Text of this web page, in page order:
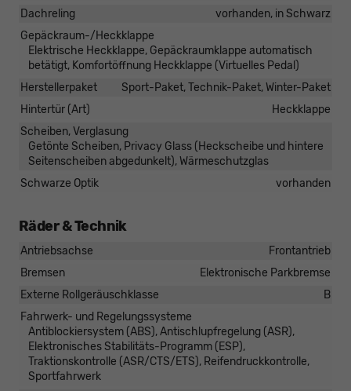
Dachreling
vorhanden, in Schwarz
Gepäckraum-/Heckklappe
Elektrische Heckklappe, Gepäckraumklappe automatisch
betätigt, Komfortöffnung Heckklappe (Virtuelles Pedal)
Herstellerpaket
Sport-Paket, Technik-Paket, Winter-Paket
Hintertür (Art)
Heckklappe
Scheiben, Verglasung
Getönte Scheiben, Privacy Glass (Heckscheibe und hintere
Seitenscheiben abgedunkelt), Wärmeschutzglas
Schwarze Optik
vorhanden
Räder & Technik
Antriebsachse
Frontantrieb
Bremsen
Elektronische Parkbremse
Externe Rollgeräuschklasse
B
Fahrwerk- und Regelungssysteme
Antiblockiersystem (ABS), Antischlupfregelung (ASR),
Elektronisches Stabilitäts-Programm (ESP),
Traktionskontrolle (ASR/CTS/ETS), Reifendruckkontrolle,
Sportfahrwerk